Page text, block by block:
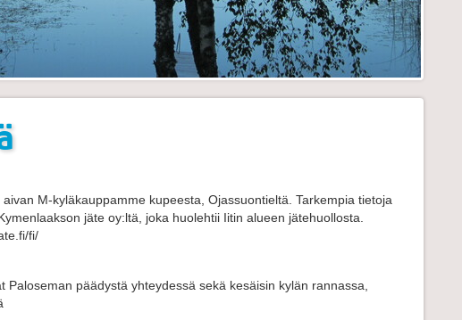
M-kyläkauppamme kupeesta, Ojassuontieltä. Tarkempia tietoja
jäte oy:ltä, joka huolehtii Iitin alueen jätehuollosta.
fi/
Paloseman päädystä yhteydessä sekä kesäisin kylän rannassa,